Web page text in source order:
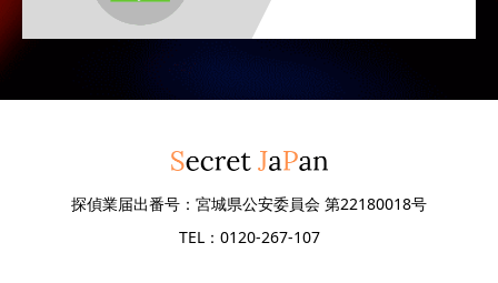
探偵業届出番号：宮城県公安委員会 第22180018号
TEL：0120-267-107